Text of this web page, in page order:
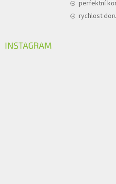
perfektní
rychlost
INSTAGRAM